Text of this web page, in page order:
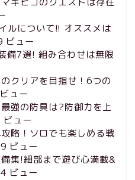
ルについて!! オススメは
ビュー
備7選! 組み合わせは無限
クリアを目指せ！6つの
ュー
強の防具は?防御力を上
ュー
略！ソロでも楽しめる戦
ビュー
集!細部まで遊び心満載&
ビュー